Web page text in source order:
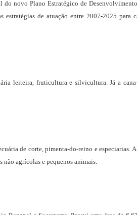
novo Plano Estratégico de
estratégias de atuação entre 2007-2025 para
leiteira, fruticultura e silvicultura. Já a
de corte, pimenta-do-reino e especiarias.
não agrícolas e pequenos animais.